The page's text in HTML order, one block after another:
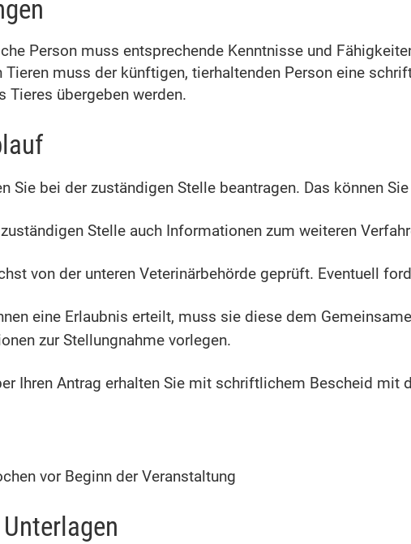
Person muss entsprechende Kenntnisse und
Tieren muss der künftigen, tierhaltenden Person eine
Tieres übergeben werden.
Sie bei der zuständigen Stelle beantragen. Das können
Stelle auch Informationen zum weiteren
von der unteren Veterinärbehörde geprüft. Eventuell
eine Erlaubnis erteilt, muss sie diese dem
zur Stellungnahme vorlegen.
Ihren Antrag erhalten Sie mit schriftlichem Bescheid mit
vor Beginn der Veranstaltung